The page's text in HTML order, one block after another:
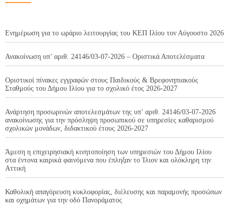
Ενημέρωση για το ωράριο λειτουργίας του ΚΕΠ Ιλίου τον Αύγουστο 2026
Ανακοίνωση υπ’ αριθ. 24146/03-07-2026 – Οριστικά Αποτελέσματα
Οριστικοί πίνακες εγγραφών στους Παιδικούς & Βρεφονηπιακούς
Σταθμούς του Δήμου Ιλίου για το σχολικό έτος 2026-2027
Ανάρτηση προσωρινών αποτελεσμάτων της υπ’ αριθ. 24146/03-07-2026
ανακοίνωσης για την πρόσληψη προσωπικού σε υπηρεσίες καθαρισμού
σχολικών μονάδων, διδακτικού έτους 2026-2027
Άμεση η επιχειρησιακή κινητοποίηση των υπηρεσιών του Δήμου Ιλίου
στα έντονα καιρικά φαινόμενα που έπληξαν το Ίλιον και ολόκληρη την
Αττική
Καθολική απαγόρευση κυκλοφορίας, διέλευσης και παραμονής προσώπων
και οχημάτων για την οδό Πανοράματος